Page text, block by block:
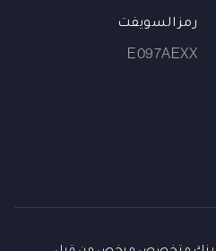
رمز السويفت
E097AEXX